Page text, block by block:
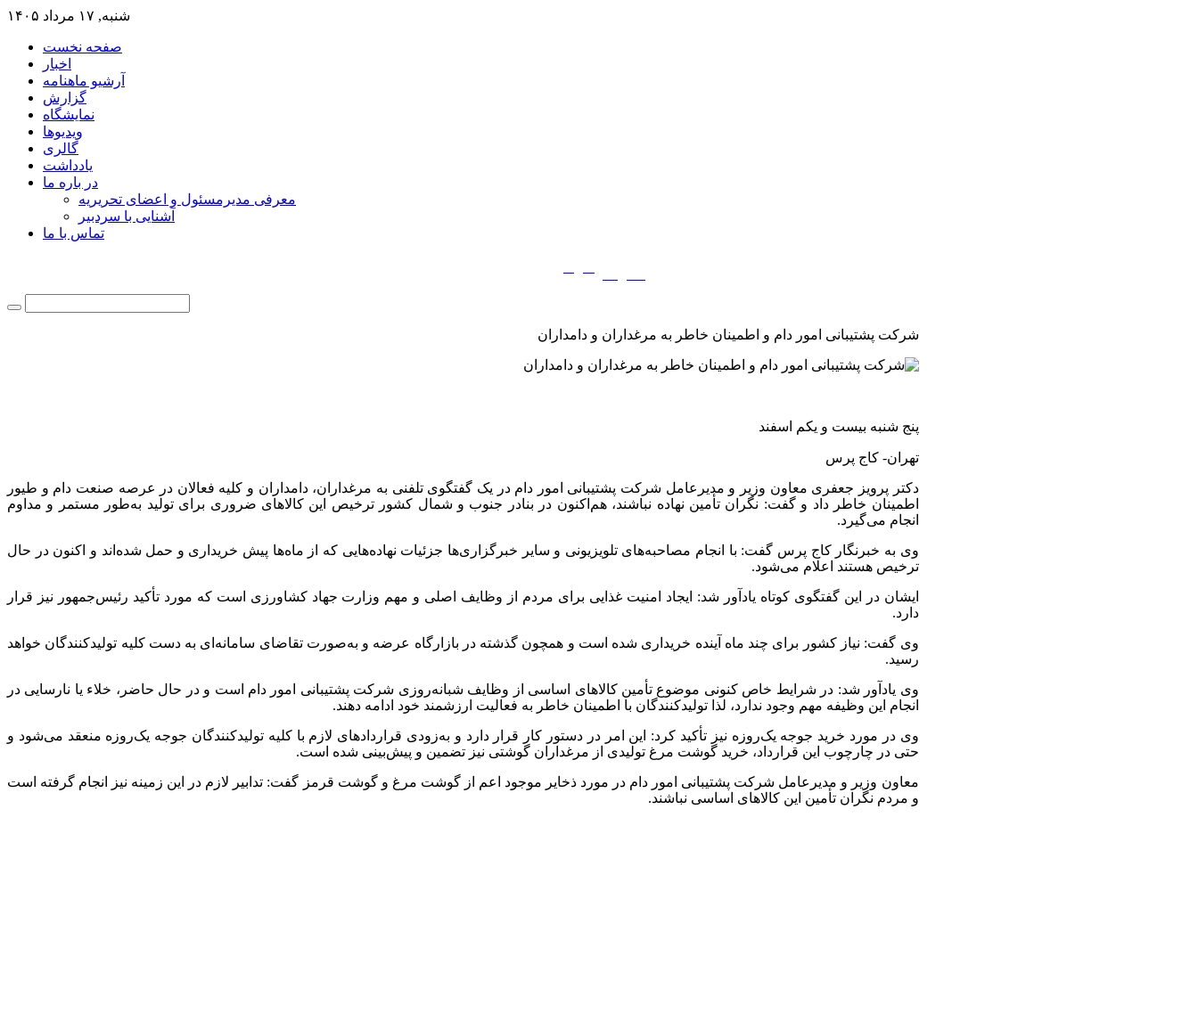
شنبه, ۱۷ مرداد ۱۴۰۵
صفحه نخست
اخبار
آرشیو ماهنامه
گزارش
نمایشگاه
ویدیوها
گالری
یادداشت
در باره ما
معرفی مدیرمسئول و اعضای تحریریه
آشنایی با سردبیر
تماس با ما
شرکت پشتیبانی امور دام و اطمینان خاطر به مرغداران و دامداران
پنج شنبه بیست و یکم اسفند
تهران- کاج پرس
دکتر پرویز جعفری معاون وزیر و مدیرعامل شرکت پشتیبانی امور دام در یک گفتگوی تلفنی به مرغداران، دامداران و کلیه فعالان در عرصه صنعت دام و طیور
اطمینان خاطر داد و گفت: نگران تأمین نهاده نباشند، هم‌اکنون در بنادر جنوب و شمال کشور ترخیص این کالاهای ضروری برای تولید به‌طور مستمر و مداوم
انجام می‌گیرد.
وی به خبرنگار کاج پرس گفت: با انجام مصاحبه‌های تلویزیونی و سایر خبرگزاری‌ها جزئیات نهاده‌هایی که از ماه‌ها پیش خریداری و حمل شده‌اند و اکنون در حال
ترخیص هستند اعلام می‌شود.
ایشان در این گفتگوی کوتاه یادآور شد: ایجاد امنیت غذایی برای مردم از وظایف اصلی و مهم وزارت جهاد کشاورزی است که مورد تأکید رئیس‌جمهور نیز قرار
دارد.
وی گفت: نیاز کشور برای چند ماه آینده خریداری شده است و همچون گذشته در بازارگاه عرضه و به‌صورت تقاضای سامانه‌ای به دست کلیه تولیدکنندگان خواهد
رسید.
وی یادآور شد: در شرایط خاص کنونی موضوع تأمین کالاهای اساسی از وظایف شبانه‌روزی شرکت پشتیبانی امور دام است و در حال حاضر، خلاء یا نارسایی در
انجام این وظیفه مهم وجود ندارد، لذا تولیدکنندگان با اطمینان خاطر به فعالیت ارزشمند خود ادامه دهند.
وی در مورد خرید جوجه یک‌روزه نیز تأکید کرد: این امر در دستور کار قرار دارد و به‌زودی قراردادهای لازم با کلیه تولیدکنندگان جوجه یک‌روزه منعقد می‌شود و
حتی در چارچوب این قرارداد، خرید گوشت مرغ تولیدی از مرغداران گوشتی نیز تضمین و پیش‌بینی شده است.
معاون وزیر و مدیرعامل شرکت پشتیبانی امور دام در مورد ذخایر موجود اعم از گوشت مرغ و گوشت قرمز گفت: تدابیر لازم در این زمینه نیز انجام گرفته است
و مردم نگران تأمین این کالاهای اساسی نباشند.